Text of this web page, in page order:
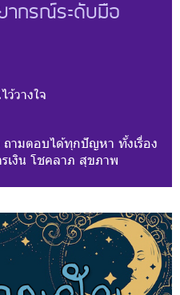
ากรณ์ระดับมือ
วางใจ
ามตอบได้ทุกปัญหา ทั้งเรื่อง
เงิน โชคลาภ สุขภาพ